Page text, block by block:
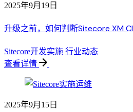
2025年9月19日
升级之前，如何判断Sitecore XM
Sitecore开发实施 行业动态
查看详情
2025年9月15日